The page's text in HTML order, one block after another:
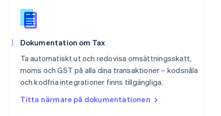
Dokumentation om Tax
Ta automatiskt ut och redovisa omsättningsskatt,
moms och GST på alla dina transaktioner – kodsnåla
och kodfria integrationer finns tillgängliga.
Titta närmare på dokumentationen
Spanien
Español
English
SvenskaEnglish
Thailand
ไทยEnglish
English